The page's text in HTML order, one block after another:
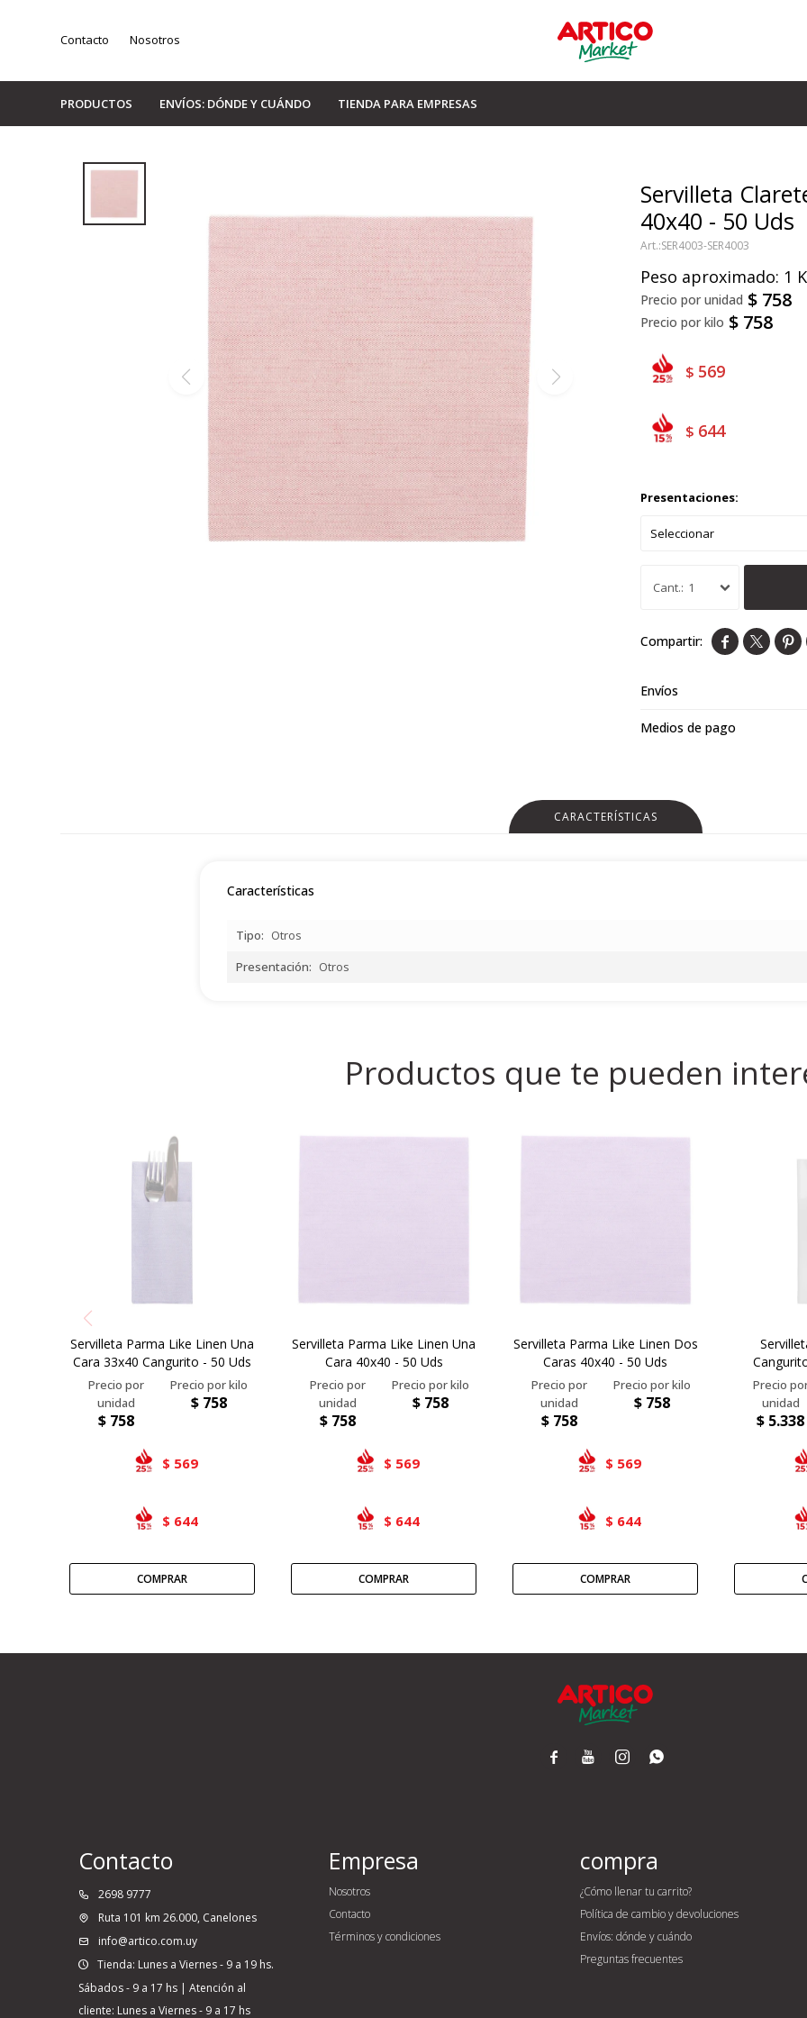
PRODUCTOS ENVÍOS: DÓNDE Y CUÁNDO TIENDA PARA EMPRESAS
Contacto Nosotros
Servilleta
40x40 - 50 Uds
SER4003-SER4003
Peso aproximado: 1
$ 758
$ 758
$ 569
$ 644
Presentaciones:
1
  
Envíos
Medios de pago
CARACTERÍSTICAS
Características
Tipo
Otros
Presentación
Otros
Productos que te pueden
Servilleta Parma Like Linen Una
Cara 33x40 Cangurito - 50 Uds
$ 758
$ 758
$ 569
$ 644
Servilleta Parma Like Linen Una
Cara 40x40 - 50 Uds
$ 758
$ 758
$ 569
$ 644
Servilleta Parma Like Linen Dos
Caras 40x40 - 50 Uds
$ 758
$ 758
$ 569
$ 644
$ 5.338
   
Contacto
2698 9777
Ruta 101 km 26.000, Canelones
info@artico.com.uy
Tienda: Lunes a Viernes - 9 a 19 hs.
Sábados - 9 a 17 hs | Atención al
cliente: Lunes a Viernes - 9 a 17 hs
Empresa
Nosotros
Contacto
Términos y condiciones
compra
¿Cómo llenar tu carrito?
Política de cambio y devoluciones
Envíos: dónde y cuándo
Preguntas frecuentes